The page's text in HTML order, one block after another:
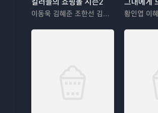
이동욱 김혜준 조한선 김해나 황인엽 이